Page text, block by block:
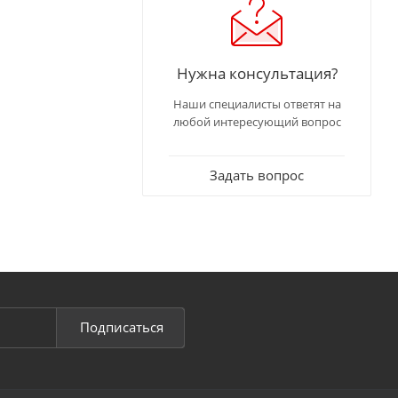
Нужна консультация?
Наши специалисты ответят на
любой интересующий вопрос
Задать вопрос
Подписаться